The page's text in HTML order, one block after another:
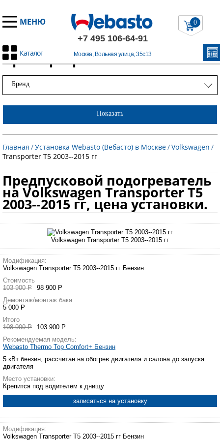
МЕНЮ
+7 495 106-64-91
Москва, Вольная улица, 35с13
Каталог
0
Примеры работ
Бренд
Показать
Главная /Установка Webasto (Вебасто) в Москве/Volkswagen /
Transporter T5 2003--2015 гг
Предпусковой подогреватель
на Volkswagen Transporter T5
2003--2015 гг, цена установки.
Volkswagen Transporter T5 2003--2015 гг
Модификация:
Volkswagen Transporter T5 2003--2015 гг Бензин
Стоимость
103 900 Р
98 900 Р
Демонтаж/монтаж бака
5 000 Р
Итого
108 900 Р
103 900 Р
Рекомендуемая модель:
Webasto Thermo Top Comfort+ Бензин
5 кВт бензин, рассчитан на обогрев двигателя и салона до запуска
двигателя
Место установки:
Крепится под водителем к днищу
записаться на установку
Модификация:
Volkswagen Transporter T5 2003--2015 гг Бензин